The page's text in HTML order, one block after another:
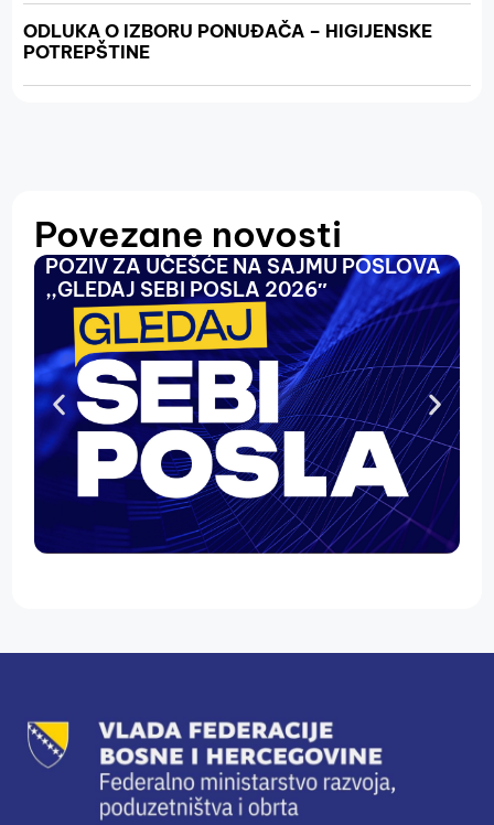
ODLUKA O IZBORU PONUĐAČA – HIGIJENSKE
POTREPŠTINE
Povezane novosti
POZIV ZA UČEŠĆE NA SAJMU POSLOVA
,,GLEDAJ SEBI POSLA 2026″